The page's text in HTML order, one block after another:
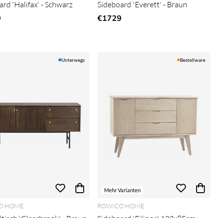
'Halifax' - Schwarz
Sideboard 'Everett' - Braun
€1729
Unterwegs
HOME
Mehr Varianten
Bestellware
ROWICO HOME